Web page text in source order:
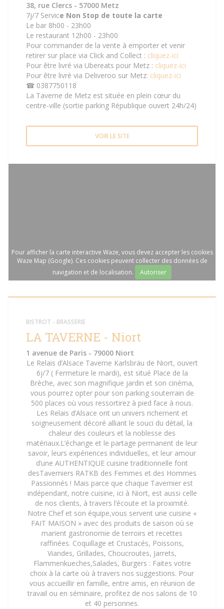
38, rue Clercs - 57000 Metz
7j/7 Service Non Stop de toute la carte
Le bar 8h00 - 23h00
Le restaurant 12h00 - 23h00
Pour commander de la vente à emporter et venir
retirer sur place via Click and Collect : cliquez-ici
Pour être livré via Ubereats pour Metz : cliquez-ici
Pour être livré via Deliveroo sur Metz: cliquez-ici
☎ 0387750118
La Taverne de Metz est située en plein cœur du
centre-ville (sortie parking République ouvert 24h/24)
VOIR LE SITE
Pour afficher la carte interactive Waze, vous devez accepter les cookies
Waze Map (Google). Ces cookies peuvent collecter des données de
navigation et de localisation.
Autoriser
BISTROT - BRASSERIE
LA TAVERNE - Niort
1 avenue de Paris - 79000 Niort
Le Relais d’Alsace Taverne Karlsbräu de Niort, ouvert
6j/7 ( Fermeture le mardi), est situé Place de la
Brèche, avec son magnifique jardin et son cinéma,
vous pourrez opter pour son parking souterrain de
500 places où vous ressortirez à pied face à nous.
Les Relais d’Alsace ont un univers richement et
soigneusement décoré alliant le souci du détail, la
chaleur des couleurs et la noblesse des
matériaux.L’échange et le partage permanent de leur
savoir, leurs expériences individuelles, et leur amour
d’une AUTHENTIQUE cuisine traditionnelle font
desTaverniers RATKB des Femmes et des Hommes
Passionnés ! Mais parce que chaque Tavernier est
indépendant, notre cuisine, ici à Niort, est aussi celle
de nos clients, à travers l’écoute et la proximité.
Notre Chef et son équipe,vous servent une cuisine «
FAIT MAISON » avec des produits de saison où se
marient gastronomie de terroirs et recettes
raffinées. Coquillage et Crustacés, Poissons,
Viandes, Grillades, Choucroutes, Jarrets,
Flammenkueches,Salades, Burgers : Faites votre
choix à la carte où à travers nos suggestions. Pour
vous accueillir en famille, entre amis, en réunion de
travail ou en séminaire, profitez de nos salons de 10
et 40 personnes.